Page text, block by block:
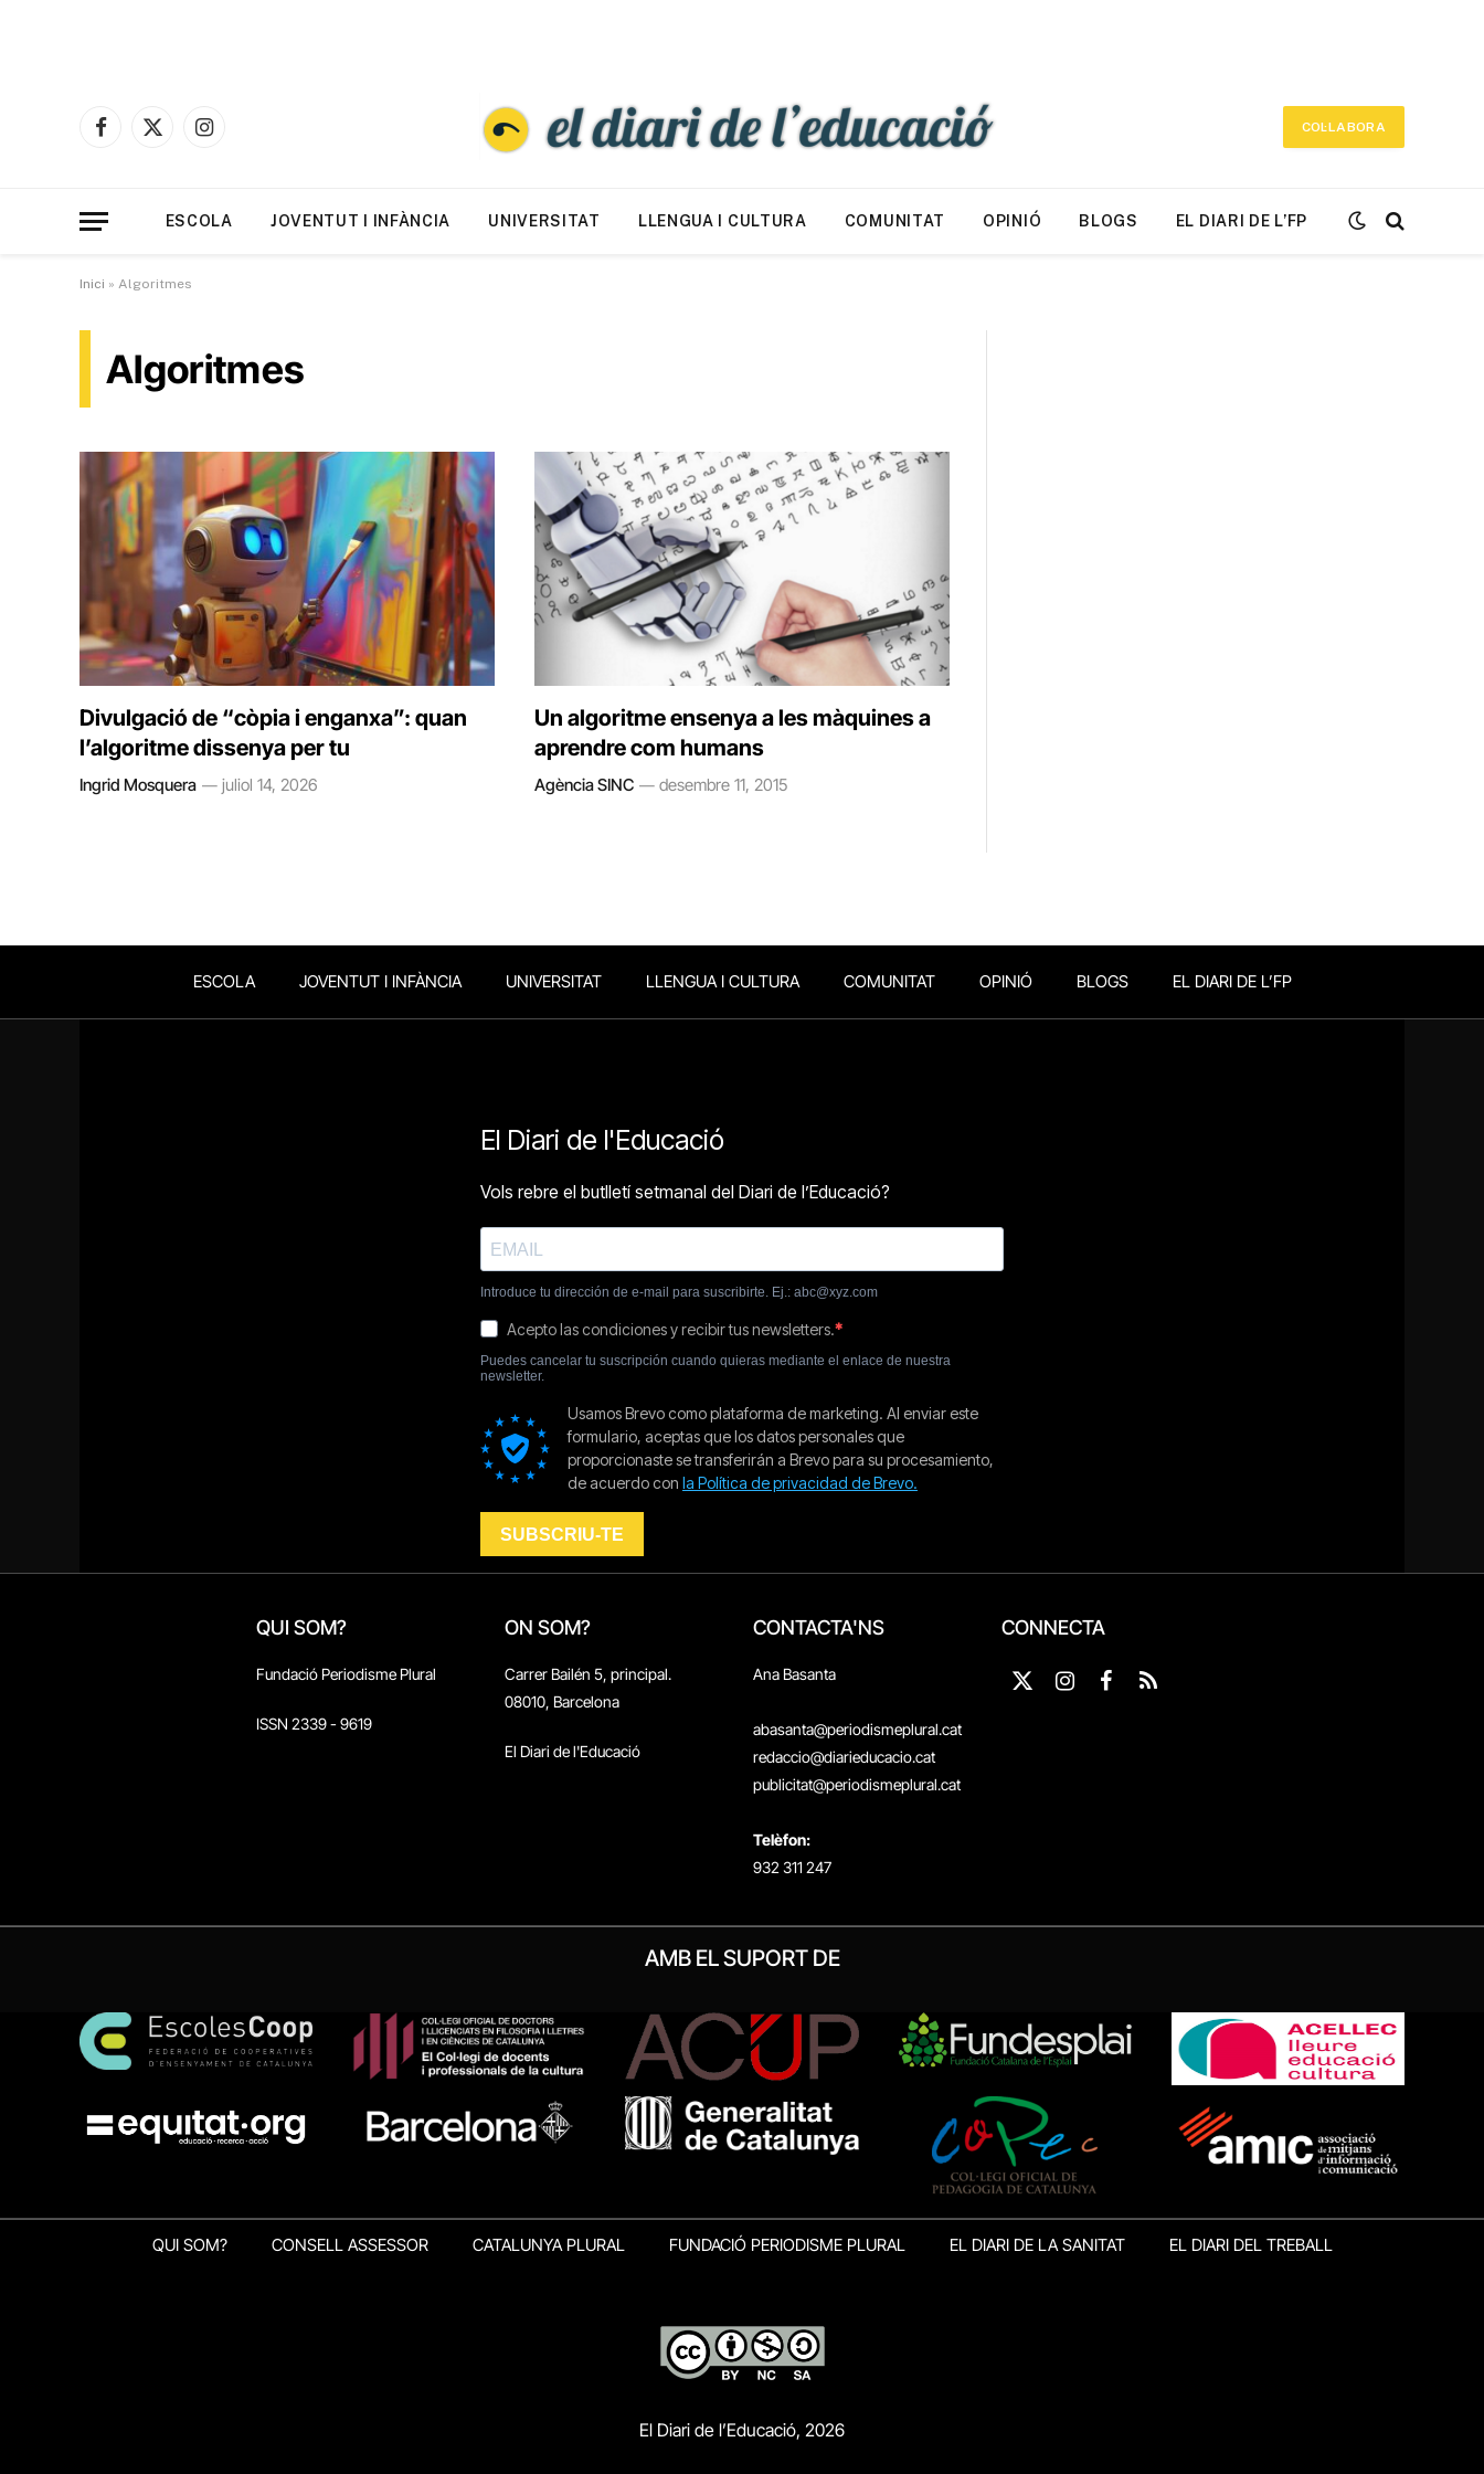
Facebook
X
Instagram
COL·LABORA
ESCOLA JOVENTUT I INFÀNCIA UNIVERSITAT LLENGUA I CULTURA COMUNITAT OPINIÓ BLOGS EL DIARI DE L’FP
Inici » Algoritmes
Algoritmes
Divulgació de “còpia i enganxa”: quan
l’algoritme dissenya per tu
Ingrid Mosquera juliol 14, 2026
Un algoritme ensenya a les màquines a
aprendre com humans
Agència SINC desembre 11, 2015
ESCOLA JOVENTUT I INFÀNCIA UNIVERSITAT LLENGUA I CULTURA COMUNITAT OPINIÓ BLOGS EL DIARI DE L’FP
QUI SOM?
Fundació Periodisme Plural
ISSN 2339 - 9619
ON SOM?
Carrer Bailén 5, principal.
08010, Barcelona
El Diari de l'Educació
CONTACTA'NS
Ana Basanta
abasanta@periodismeplural.cat
redaccio@diarieducacio.cat
publicitat@periodismeplural.cat
Telèfon:
932 311 247
CONNECTA
X
Instagram
Facebook
RSS
AMB EL SUPORT DE
QUI SOM? CONSELL ASSESSOR CATALUNYA PLURAL FUNDACIÓ PERIODISME PLURAL EL DIARI DE LA SANITAT EL DIARI DEL TREBALL
El Diari de l’Educació, 2026